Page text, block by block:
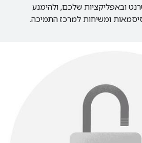
ובאפליקציות שלכם, ולהימנע
ומשיחות למרכז התמיכה.